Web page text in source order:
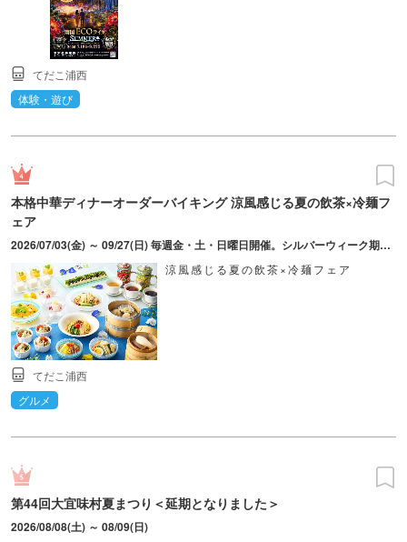
てだこ浦西
体験・遊び
本格中華ディナーオーダーバイキング 涼風感じる夏の飲茶×冷麺フ
ェア
2026/07/03(金) ～ 09/27(日) 毎週金・土・日曜日開催。シルバーウィーク期間 9月21日(月)・9月22日(火) 特別営業。※8月30日（日）はゆがふいんフェスタ開催のため休業。
涼風感じる夏の飲茶×冷麺フェア
てだこ浦西
グルメ
第44回大宜味村夏まつり＜延期となりました＞
2026/08/08(土) ～ 08/09(日)